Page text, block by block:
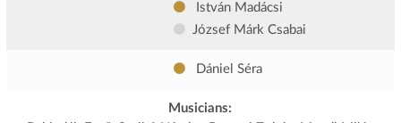
István Madácsi
József Márk Csabai
Dániel Séra
Musicians: